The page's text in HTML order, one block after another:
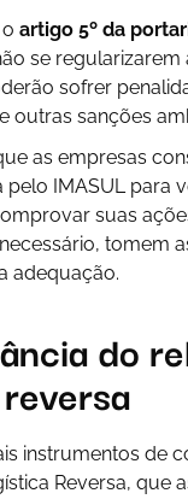
artigo 5º da
se regularizarem
sofrer
outras sanções
as empresas
IMASUL para
suas
tomem
adequação.
do
instrumentos de
Reversa, que